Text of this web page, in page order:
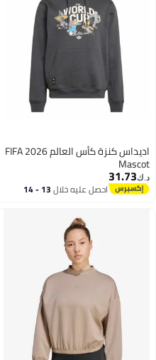
اديداس كنزة كأس العالم FIFA 2026
Mascot
د.ك‏31.73
احصل عليه خلال 13 - 14